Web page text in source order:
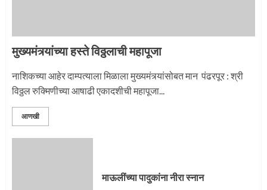
3
मुख्यमंत्र्यांच्या हस्ते विठ्ठलाची महापूजा
नाशिकच्या आहेर दाम्पत्याला मिळाला मुख्यमंत्र्यांसोबत मान पंढरपूर : श्री
विठ्ठल रुक्मिणीच्या आषाढी एकादशीची महापूजा...
आणखी
माऊलींच्या पादुकांना नीरा स्नान